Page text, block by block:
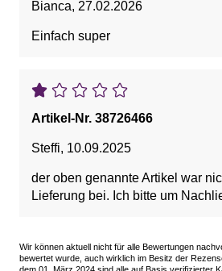
Bianca, 27.02.2026
Einfach super
Artikel-Nr. 38726466
Steffi, 10.09.2025
der oben genannte Artikel war
Lieferung bei. Ich bitte um
Wir können aktuell nicht für alle Bewertungen
bewertet wurde, auch wirklich im Besitz der